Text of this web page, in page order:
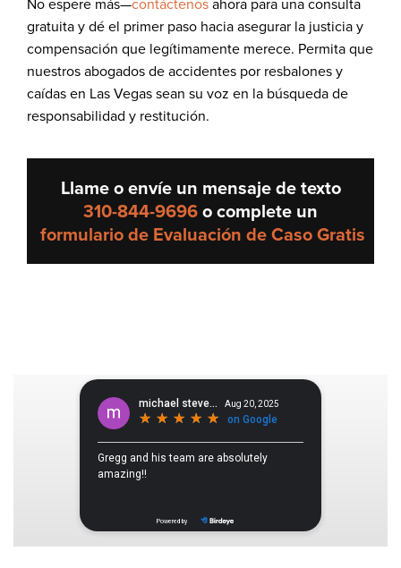
gratuita y dé el primer paso hacia asegurar la justicia y
compensación que legítimamente merece. Permita que
nuestros abogados de accidentes por resbalones y
caídas en Las Vegas sean su voz en la búsqueda de
responsabilidad y restitución.
Llame o envíe un mensaje de texto
310-844-9696o complete un
formulario de Evaluación de Caso Gratis